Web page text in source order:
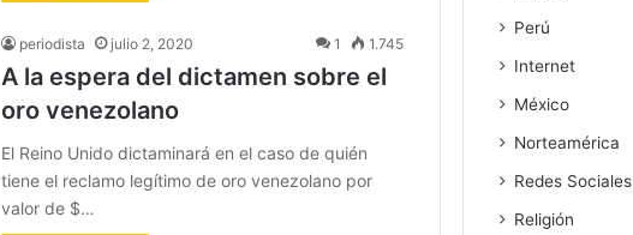
periodista julio 2, 2020 1 1.745
A la espera del dictamen sobre el
oro venezolano
El Reino Unido dictaminará en el caso de quién
tiene el reclamo legítimo de oro venezolano por
valor de $…
Perú
Internet
México
Norteamérica
Redes Sociales
Religión